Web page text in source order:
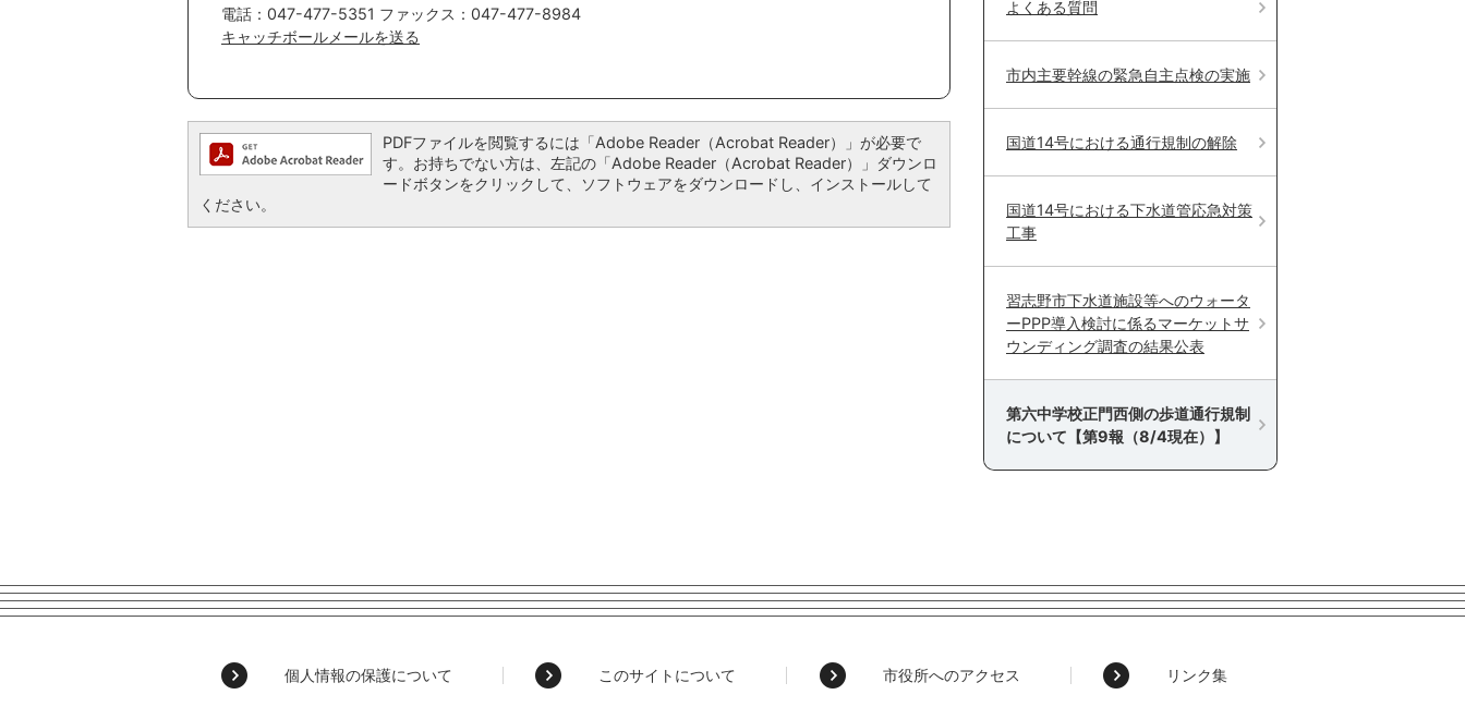
電話：047-477-5351 ファックス：047-477-8984
キャッチボールメールを送る
PDFファイルを閲覧するには「Adobe Reader（Acrobat Reader）」が必要で
す。お持ちでない方は、左記の「Adobe Reader（Acrobat Reader）」ダウンロ
ードボタンをクリックして、ソフトウェアをダウンロードし、インストールして
ください。
よくある質問
市内主要幹線の緊急自主点検の実施
国道14号における通行規制の解除
国道14号における下水道管応急対策
工事
習志野市下水道施設等へのウォータ
ーPPP導入検討に係るマーケットサ
ウンディング調査の結果公表
第六中学校正門西側の歩道通行規制
について【第9報（8/4現在）】
個人情報の保護について このサイトについて 市役所へのアクセス リンク集